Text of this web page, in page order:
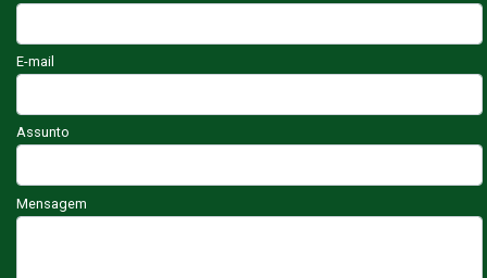
E-mail
Assunto
Mensagem